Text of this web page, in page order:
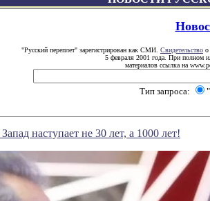
"Русский переплет" зарегистрирован как СМИ. Свидетельство о
5 февраля 2001 года. При полном
материалов ссылка на
Тип запроса:
наступает не 30 лет, а 1000 лет!